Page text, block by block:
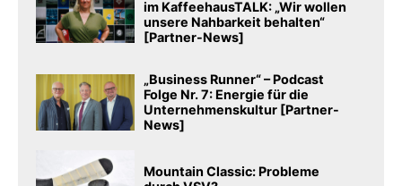
im KaffeehausTALK: „Wir wollen
unsere Nahbarkeit behalten“
[Partner-News]
„Business Runner“ – Podcast
Folge Nr. 7: Energie für die
Unternehmenskultur [Partner-
News]
Mountain Classic: Probleme